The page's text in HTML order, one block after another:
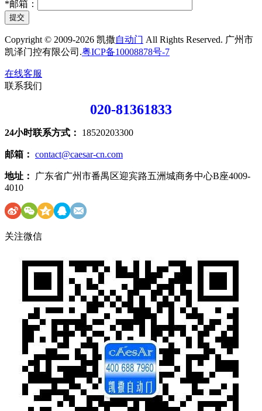
*邮箱：
提交
Copyright © 2009-2026 凯撒自动门 All Rights Reserved. 广州市
凯泽门控有限公司.粤ICP备10008878号-7
在线客服
联系我们
020-81361833
24小时联系方式： 18520203300
邮箱： contact@caesar-cn.com
地址：
广东省广州市番禺区迎宾路五洲城商务中心B座4009-
4010
关注微信